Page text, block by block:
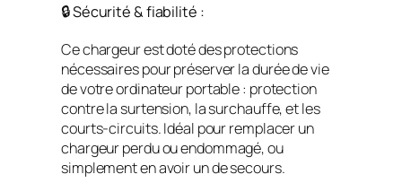
🔒 Sécurité & fiabilité :
Ce chargeur est doté des protections
nécessaires pour préserver la durée de vie
de votre ordinateur portable : protection
contre la surtension, la surchauffe, et les
courts-circuits. Idéal pour remplacer un
chargeur perdu ou endommagé, ou
simplement en avoir un de secours.